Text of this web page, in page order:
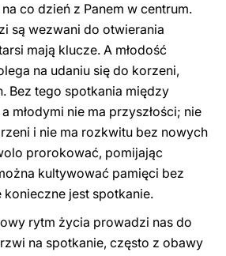
co dzień z Panem w centrum.
są wezwani do otwierania
mają klucze. A młodość
na udaniu się do korzeni,
Bez tego spotkania między
młodymi nie ma przyszłości; nie
i nie ma rozkwitu bez nowych
prorokować, pomijając
kultywować pamięci bez
jest spotkanie.
rytm życia prowadzi nas do
na spotkanie, często z obawy